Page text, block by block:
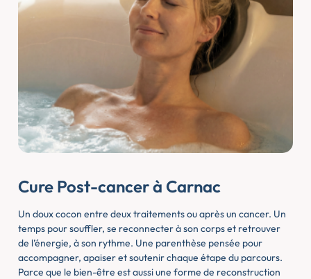
Cure Post-cancer à Carnac
Un doux cocon entre deux traitements ou après un cancer. Un
temps pour souffler, se reconnecter à son corps et retrouver
de l’énergie, à son rythme. Une parenthèse pensée pour
accompagner, apaiser et soutenir chaque étape du parcours.
Parce que le bien-être est aussi une forme de reconstruction